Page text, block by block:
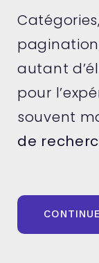
autant
pour
souvent
de